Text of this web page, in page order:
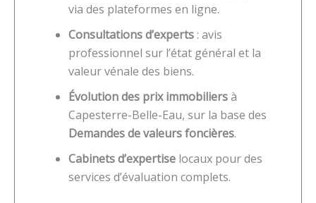
via des plateformes en ligne.
Consultations d’experts : avis
professionnel sur l’état général et la
valeur vénale des biens.
Évolution des prix immobiliersà
Capesterre-Belle-Eau, sur la base des
Demandes de valeurs foncières.
Cabinets d’expertise locaux pour des
services d’évaluation complets.